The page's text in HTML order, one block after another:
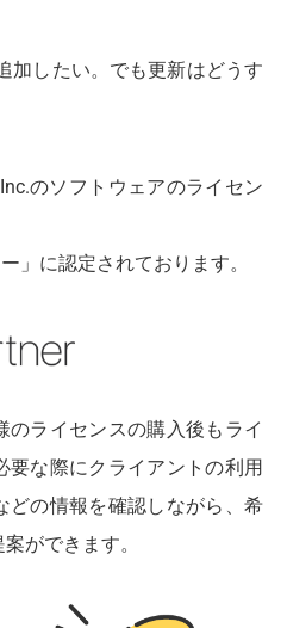
加したい。でも更新はどうす
のソフトウェアのライセン
」に認定されております。
ライセンスの購入後もライ
要な際にクライアントの利用
どの情報を確認しながら、希
ができます。